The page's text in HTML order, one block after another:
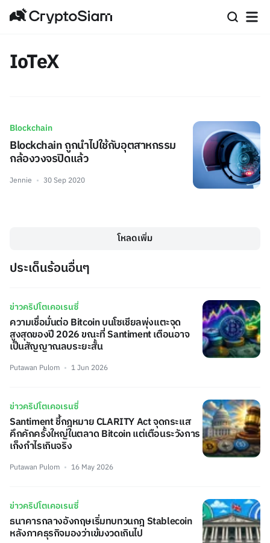
IoTeX
Blockchain
Blockchain ถูกนำไปใช้กับอุตสาหกรรม
กล้องวงจรปิดแล้ว
Jennie 30 Sep 2020
โหลดเพิ่ม
ประเด็นร้อนอื่นๆ
ข่าวคริปโตเคอเรนซี่
ความเชื่อมั่นต่อ Bitcoin บนโซเชียลพุ่งแตะจุด
สูงสุดของปี 2026 ขณะที่ Santiment เตือนอาจ
เป็นสัญญาณลบระยะสั้น
Putawan Pulom 1 Jun 2026
ข่าวคริปโตเคอเรนซี่
Santiment ชี้กฎหมาย CLARITY Act จุดกระแส
คึกคักครั้งใหญ่ในตลาด Bitcoin แต่เตือนระวังการ
เก็งกำไรเกินจริง
Putawan Pulom 16 May 2026
ข่าวคริปโตเคอเรนซี่
ธนาคารกลางอังกฤษเริ่มทบทวนกฎ Stablecoin
หลังภาคธุรกิจมองว่าเข้มงวดเกินไป